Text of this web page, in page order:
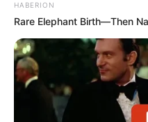
Fonte: Coisas da Maria
HABERION
Rare Elephant Birth—Then